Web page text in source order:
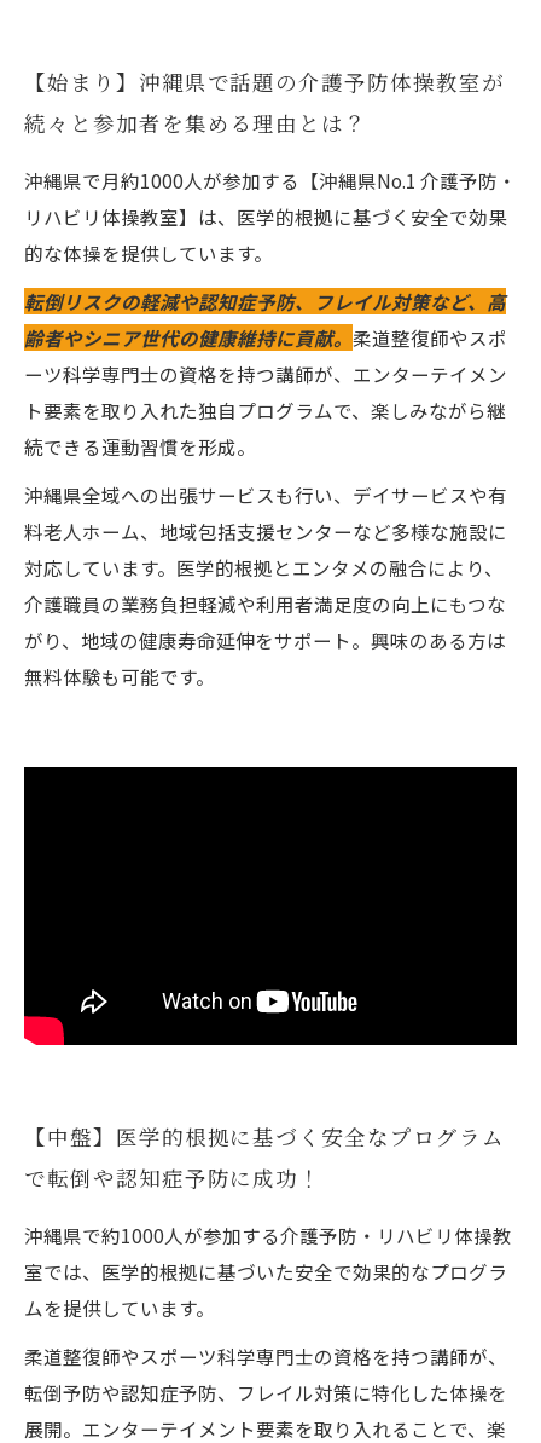
【始まり】沖縄県で話題の介護予防体操教室が
続々と参加者を集める理由とは？
沖縄県で月約1000人が参加する【沖縄県No.1 介護予防・
リハビリ体操教室】は、医学的根拠に基づく安全で効果
的な体操を提供しています。
転倒リスクの軽減や認知症予防、フレイル対策など、高
齢者やシニア世代の健康維持に貢献。 柔道整復師やスポ
ーツ科学専門士の資格を持つ講師が、エンターテイメン
ト要素を取り入れた独自プログラムで、楽しみながら継
続できる運動習慣を形成。
沖縄県全域への出張サービスも行い、デイサービスや有
料老人ホーム、地域包括支援センターなど多様な施設に
対応しています。医学的根拠とエンタメの融合により、
介護職員の業務負担軽減や利用者満足度の向上にもつな
がり、地域の健康寿命延伸をサポート。興味のある方は
無料体験も可能です。
【中盤】医学的根拠に基づく安全なプログラム
で転倒や認知症予防に成功！
沖縄県で約1000人が参加する介護予防・リハビリ体操教
室では、医学的根拠に基づいた安全で効果的なプログラ
ムを提供しています。
柔道整復師やスポーツ科学専門士の資格を持つ講師が、
転倒予防や認知症予防、フレイル対策に特化した体操を
展開。エンターテイメント要素を取り入れることで、楽